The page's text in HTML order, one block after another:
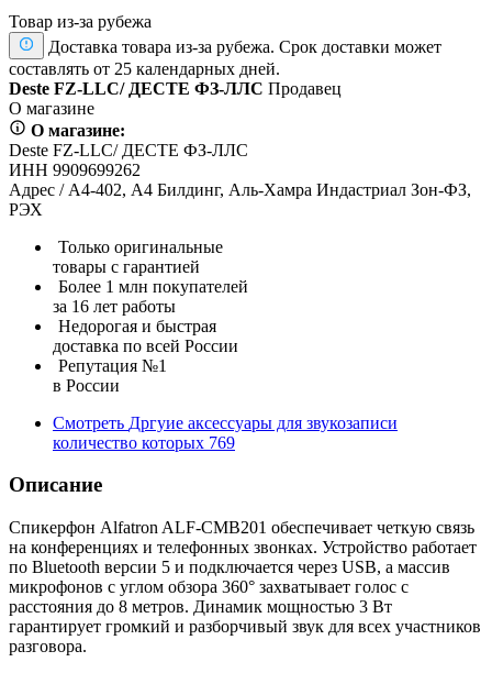
Товар из-за рубежа
Доставка товара из-за рубежа. Срок доставки может
составлять от 25 календарных дней.
Deste FZ-LLC/ ДЕСТЕ ФЗ-ЛЛС Продавец
О магазине
О магазине:
Deste FZ-LLC/ ДЕСТЕ ФЗ-ЛЛС
ИНН 9909699262
Адрес / А4-402, А4 Билдинг, Аль-Хамра Индастриал Зон-ФЗ,
РЭХ
Только оригинальные
товары с гарантией
Более 1 млн покупателей
за 16 лет работы
Недорогая и быстрая
доставка по всей России
Репутация №1
в России
Смотреть Дргуие аксессуары для звукозаписи
количество которых 769
Описание
Спикерфон Alfatron ALF-CMB201 обеспечивает четкую связь
на конференциях и телефонных звонках. Устройство работает
по Bluetooth версии 5 и подключается через USB, а массив
микрофонов с углом обзора 360° захватывает голос с
расстояния до 8 метров. Динамик мощностью 3 Вт
гарантирует громкий и разборчивый звук для всех участников
разговора.